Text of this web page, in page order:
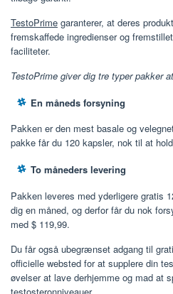
TestoPrime garanterer, at deres
fremskaffede ingredienser og
faciliteter.
TestoPrime giver dig tre typer pakker
En måneds forsyning
Pakken er den mest basale og
pakke får du 120 kapsler, nok til at
To måneders levering
Pakken leveres med yderligere gratis
dig en måned, og derfor får du nok
med $ 119,99.
Du får også ubegrænset adgang til
officielle websted for at supplere din
øvelser at lave derhjemme og mad at
testosteronniveauer.